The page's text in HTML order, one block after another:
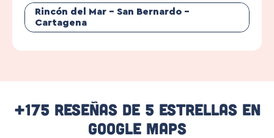
Rincón del Mar – San Bernardo –
Cartagena
+175 Reseñas De 5 Estrellas En
Google Maps